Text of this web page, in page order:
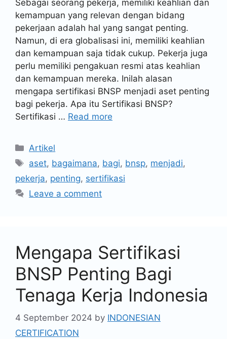
Sebagai seorang pekerja, memiliki keahlian dan
kemampuan yang relevan dengan bidang
pekerjaan adalah hal yang sangat penting.
Namun, di era globalisasi ini, memiliki keahlian
dan kemampuan saja tidak cukup. Pekerja juga
perlu memiliki pengakuan resmi atas keahlian
dan kemampuan mereka. Inilah alasan
mengapa sertifikasi BNSP menjadi aset penting
bagi pekerja. Apa itu Sertifikasi BNSP?
Sertifikasi … Read more
Artikel
aset, bagaimana, bagi, bnsp, menjadi,
pekerja, penting, sertifikasi
Leave a comment
Mengapa Sertifikasi
BNSP Penting Bagi
Tenaga Kerja Indonesia
4 September 2024 by INDONESIAN
CERTIFICATION